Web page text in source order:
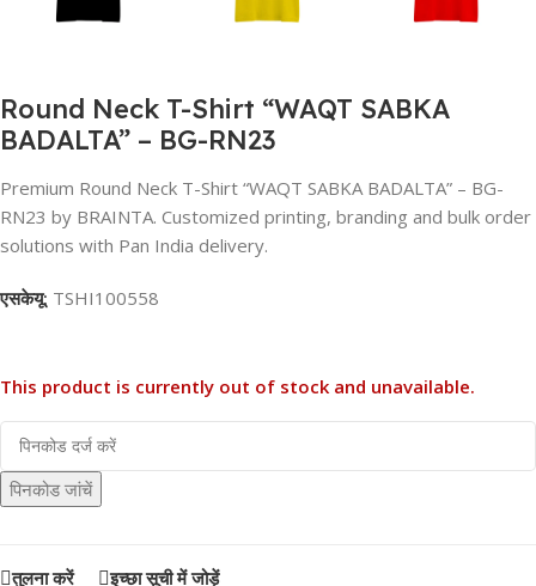
Round Neck T-Shirt “WAQT SABKA
BADALTA” – BG-RN23
Premium Round Neck T-Shirt “WAQT SABKA BADALTA” – BG-
RN23 by BRAINTA. Customized printing, branding and bulk order
solutions with Pan India delivery.
एसकेयू: TSHI100558
This product is currently out of stock and unavailable.
पिनकोड जांचें
तुलना करें इच्छा सूची में जोड़ें